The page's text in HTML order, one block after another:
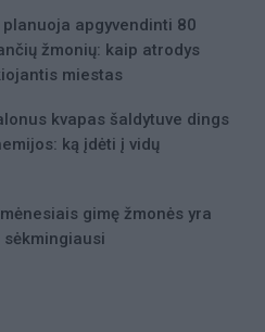
planuoja apgyvendinti 80
žmonių: kaip atrodys
miestas
kvapas šaldytuve dings
ką įdėti į vidų
gimę žmonės yra
sėkmingiausi